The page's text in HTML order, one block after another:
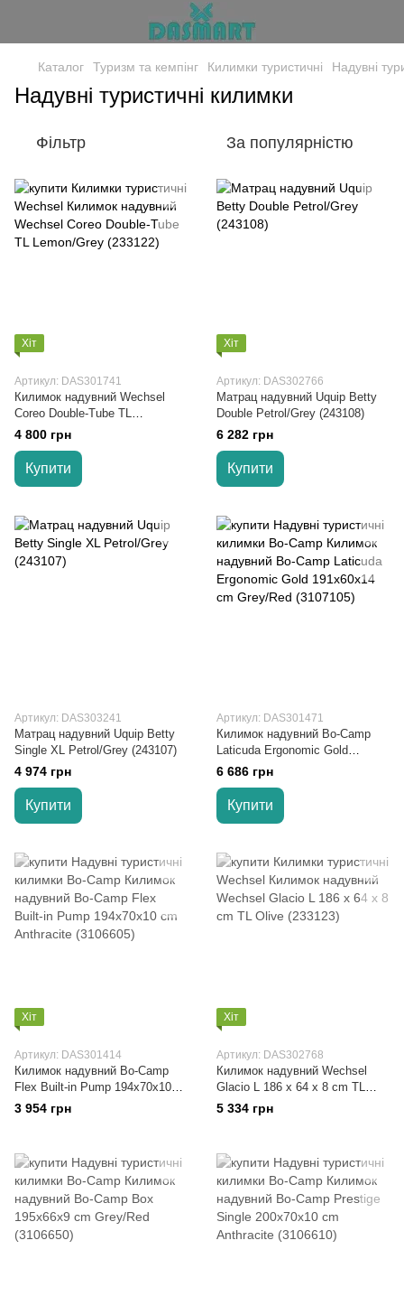
Каталог Туризм та кемпінг Килимки туристичні Надувні
Надувні туристичні килимки
Фільтр За популярністю
Хіт
Артикул: DAS301741
Килимок надувний Wechsel
Coreo Double-Tube TL
Lemon/Grey (233122)
4 800 грн
Купити
Хіт
Артикул: DAS302766
Матрац надувний Uquip Betty
Double Petrol/Grey (243108)
6 282 грн
Купити
Артикул: DAS303241
Матрац надувний Uquip Betty
Single XL Petrol/Grey (243107)
4 974 грн
Купити
Артикул: DAS301471
Килимок надувний Bo-Camp
Laticuda Ergonomic Gold
191x60x14 cm Grey/Red
(3107105)
6 686 грн
Купити
Хіт
Артикул: DAS301414
Килимок надувний Bo-Camp
Flex Built-in Pump 194x70x10
cm Anthracite (3106605)
3 954 грн
Хіт
Артикул: DAS302768
Килимок надувний Wechsel
Glacio L 186 x 64 x 8 cm TL
Olive (233123)
5 334 грн